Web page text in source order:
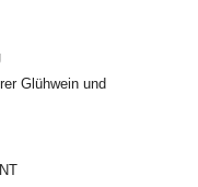
Glühwein und